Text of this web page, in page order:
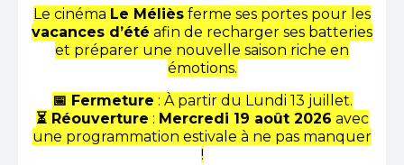
TOUT PUBLIC
Le cinéma Le Méliès ferme ses portes pour les
vacances d’été afin de recharger ses batteries
et préparer une nouvelle saison riche en
émotions.
📅 Fermeture : À partir du Lundi 13 juillet.
⏳ Réouverture : Mercredi 19 août 2026 avec
une programmation estivale à ne pas manquer
!